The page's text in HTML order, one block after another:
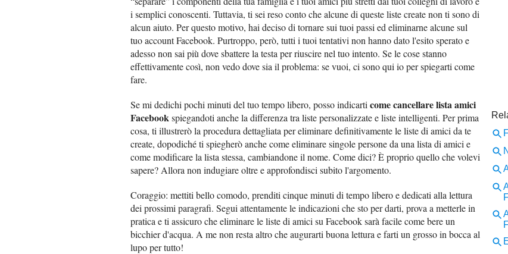
i semplici conoscenti. Tuttavia, ti sei reso conto che alcune di queste liste create non ti sono di
alcun aiuto. Per questo motivo, hai deciso di tornare sui tuoi passi ed eliminarne alcune sul
tuo account Facebook. Purtroppo, però, tutti i tuoi tentativi non hanno dato l'esito sperato e
adesso non sai più dove sbattere la testa per riuscire nel tuo intento. Se le cose stanno
effettivamente così, non vedo dove sia il problema: se vuoi, ci sono qui io per spiegarti come
fare.
Se mi dedichi pochi minuti del tuo tempo libero, posso indicarti come cancellare lista amici
Facebookspiegandoti anche la differenza tra liste personalizzate e liste intelligenti. Per prima
cosa, ti illustrerò la procedura dettagliata per eliminare definitivamente le liste di amici da te
create, dopodiché ti spiegherò anche come eliminare singole persone da una lista di amici e
come modificare la lista stessa, cambiandone il nome. Come dici? È proprio quello che volevi
sapere? Allora non indugiare oltre e approfondisci subito l'argomento.
Coraggio: mettiti bello comodo, prenditi cinque minuti di tempo libero e dedicati alla lettura
dei prossimi paragrafi. Segui attentamente le indicazioni che sto per darti, prova a metterle in
pratica e ti assicuro che eliminare le liste di amici su Facebook sarà facile come bere un
bicchier d'acqua. A me non resta altro che augurarti buona lettura e farti un grosso in bocca al
lupo per tutto!